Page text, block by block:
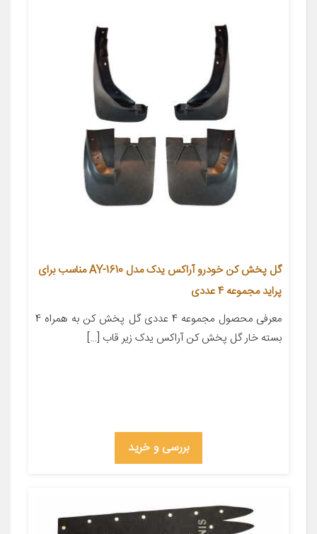
گل پخش کن خودرو آراکس یدک مدل AY-1610 مناسب برای
پراید مجموعه 4 عددی
معرفی محصول مجموعه 4 عددی گل پخش کن به همراه 4
بسته خار گل پخش کن آراکس یدک زیر قاب […]
بررسی و خرید